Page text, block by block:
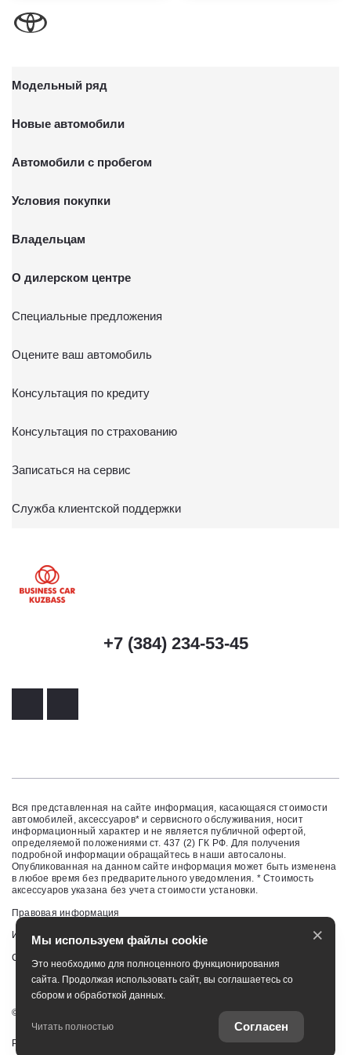
Модельный ряд
Новые автомобили
Автомобили с пробегом
Условия покупки
Владельцам
О дилерском центре
Специальные предложения
Оцените ваш автомобиль
Консультация по кредиту
Консультация по страхованию
Записаться на сервис
Служба клиентской поддержки
+7 (384) 234-53-45
Вся представленная на сайте информация, касающаяся стоимости
автомобилей, аксессуаров* и сервисного обслуживания, носит
информационный характер и не является публичной офертой,
определяемой положениями ст. 437 (2) ГК РФ. Для получения
подробной информации обращайтесь в наши автосалоны.
Опубликованная на данном сайте информация может быть изменена
в любое время без предварительного уведомления. * Стоимость
аксессуаров указана без учета стоимости установки.
Правовая информация
Изменить настройку cookies
Сбросить cookie
©
Работает на технологиях
Мы используем файлы cookie
Это необходимо для полноценного функционирования
сайта. Продолжая использовать сайт, вы соглашаетесь со
сбором и обработкой данных.
Читать полностью Согласен
×